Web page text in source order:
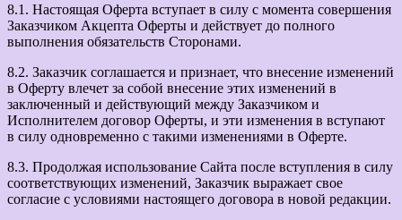
8.1. Настоящая Оферта вступает в силу с момента совершения
Заказчиком Акцепта Оферты и действует до полного
выполнения обязательств Сторонами.
8.2. Заказчик соглашается и признает, что внесение изменений
в Оферту влечет за собой внесение этих изменений в
заключенный и действующий между Заказчиком и
Исполнителем договор Оферты, и эти изменения в вступают
в силу одновременно с такими изменениями в Оферте.
8.3. Продолжая использование Сайта после вступления в силу
соответствующих изменений, Заказчик выражает свое
согласие с условиями настоящего договора в новой редакции.